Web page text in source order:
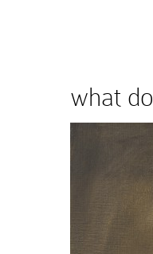
what